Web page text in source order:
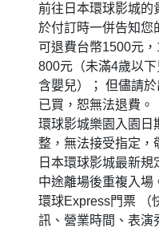
前往日本環球影城的
於付訂時一併告知您
可退費台幣1500元
800元（未滿4歲以
含嬰兒）； 但儘請
已買，恕無法退費。
環球影城樂園入園日
整，無法接受指定，
日本環球影城最新
中途離場後重複入場
環球Express門票 （
訊、營業時間、表演